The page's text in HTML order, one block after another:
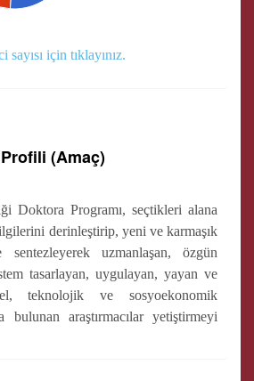
sayısı için tıklayınız.
(Amaç)
Doktora Programı, seçtikleri alana
derinleştirip, yeni ve karmaşık
uzmanlaşan, özgün
tasarlayan, uygulayan, yayan ve
teknolojik ve sosyoekonomik
bulunan araştırmacılar yetiştirmeyi